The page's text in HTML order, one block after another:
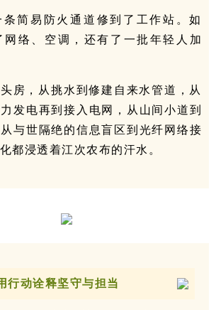
简易防火通道修到了工作站。如
网络、空调，还有了一批年轻人加
房，从挑水到修建自来水管道，从
发电再到接入电网，从山间小道到
与世隔绝的信息盲区到光纤网络接
都浸透着江次农布的汗水。
行动诠释坚守与担当